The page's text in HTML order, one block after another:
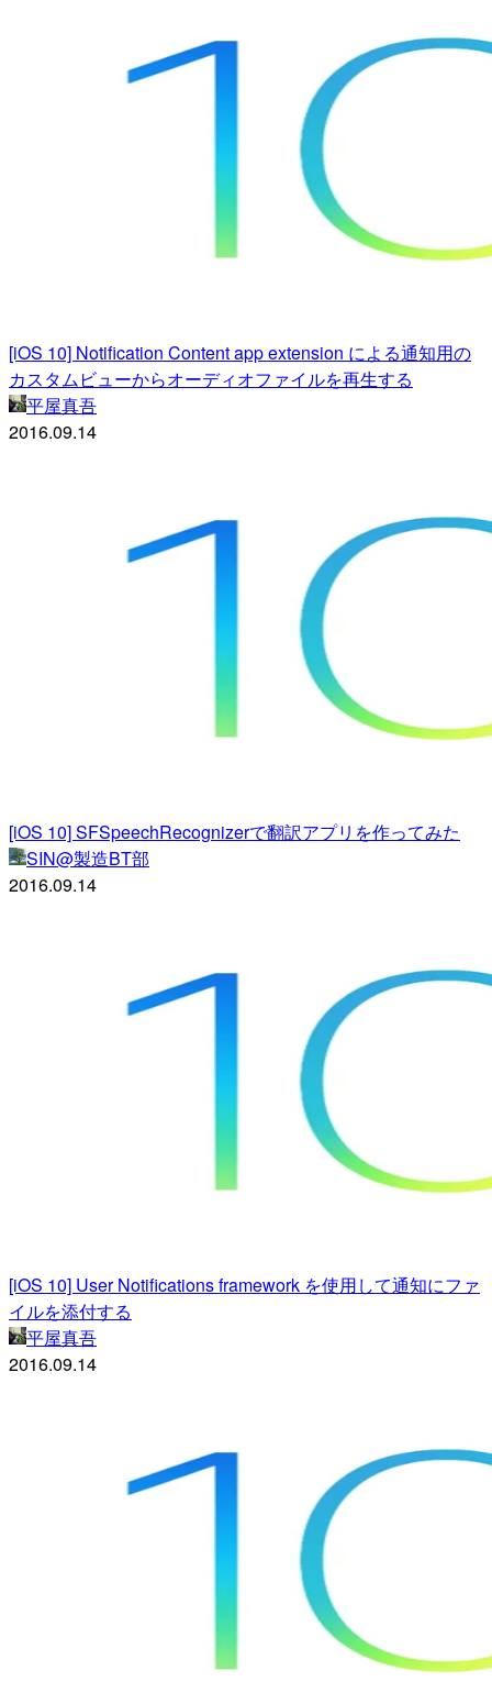
[iOS 10] Notification Content app extension による通知用の
カスタムビューからオーディオファイルを再生する
平屋真吾
2016.09.14
[iOS 10] SFSpeechRecognizerで翻訳アプリを作ってみた
SIN@製造BT部
2016.09.14
[iOS 10] User Notifications framework を使用して通知にファ
イルを添付する
平屋真吾
2016.09.14